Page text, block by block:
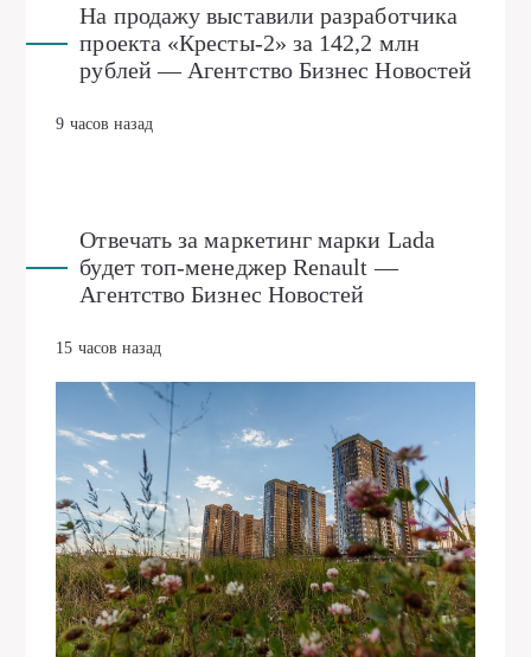
На продажу выставили разработчика
проекта «Кресты-2» за 142,2 млн
рублей — Агентство Бизнес Новостей
9 часов назад
Отвечать за маркетинг марки Lada
будет топ-менеджер Renault —
Агентство Бизнес Новостей
15 часов назад